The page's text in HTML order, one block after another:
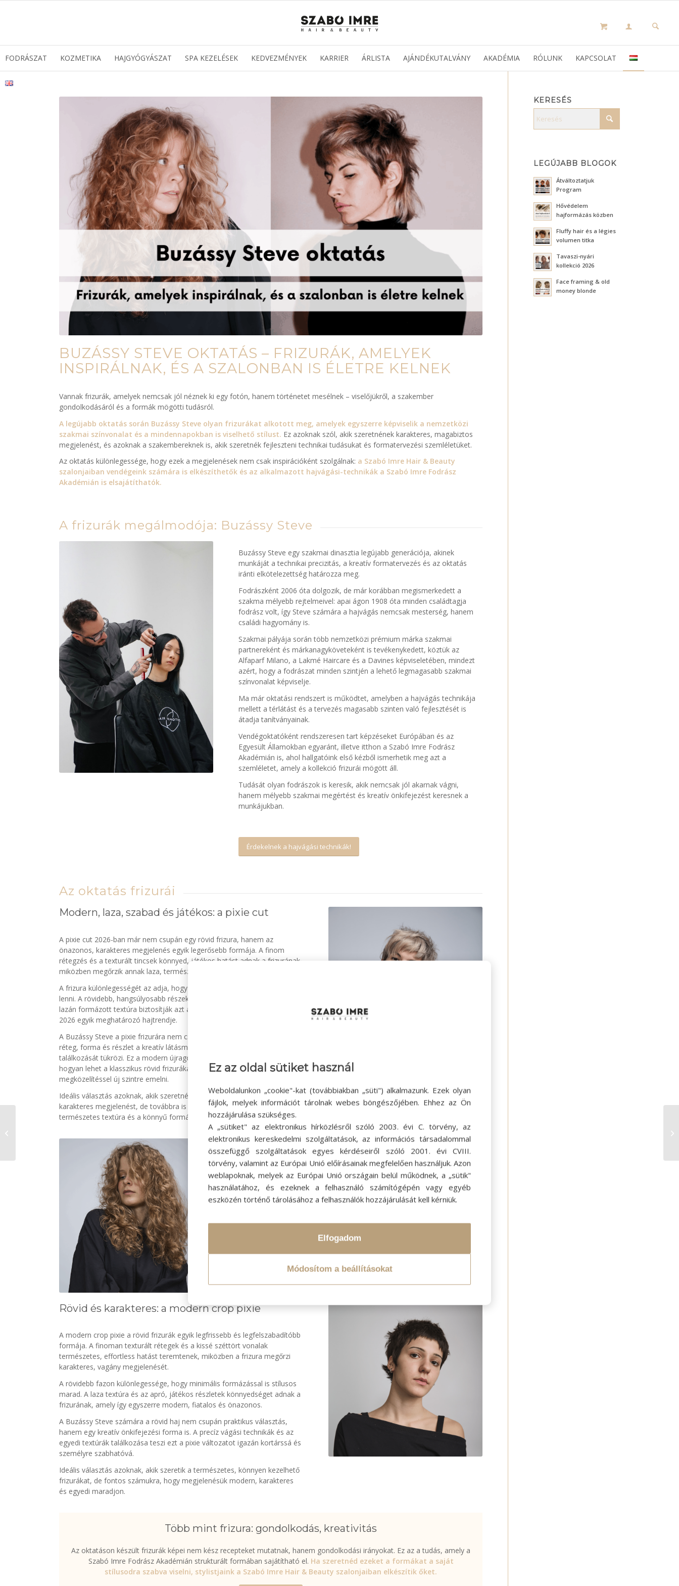
FODRÁSZAT KOZMETIKA HAJGYÓGYÁSZAT SPA KEZELÉSEK KEDVEZMÉNYEK KARRIER ÁRLISTA AJÁNDÉKUTALVÁNY AKADÉMIA RÓLUNK KAPCSOLAT
BUZÁSSY STEVE OKTATÁS – FRIZURÁK, AMELYEK
INSPIRÁLNAK, ÉS A SZALONBAN IS ÉLETRE KELNEK
Vannak frizurák, amelyek nemcsak jól néznek ki egy fotón, hanem történetet mesélnek – viselőjükről, a szakember
gondolkodásáról és a formák mögötti tudásról.
A legújabb oktatás során Buzássy Steve olyan frizurákat alkotott meg, amelyek egyszerre képviselik a nemzetközi
szakmai színvonalat és a mindennapokban is viselhető stílust. Ez azoknak szól, akik szeretnének karakteres, magabiztos
megjelenést, és azoknak a szakembereknek is, akik szeretnék fejleszteni technikai tudásukat és formatervezési szemléletüket.
Az oktatás különlegessége, hogy ezek a megjelenések nem csak inspirációként szolgálnak: a Szabó Imre Hair & Beauty
szalonjaiban vendégeink számára is elkészíthetők és az alkalmazott hajvágási-technikák a Szabó Imre Fodrász
Akadémián is elsajátíthatók.
A frizurák megálmodója: Buzássy Steve
Buzássy Steve egy szakmai dinasztia legújabb generációja, akinek
munkáját a technikai precizitás, a kreatív formatervezés és az oktatás
iránti elkötelezettség határozza meg.
Fodrászként 2006 óta dolgozik, de már korábban megismerkedett a
szakma mélyebb rejtelmeivel: apai ágon 1908 óta minden családtagja
fodrász volt, így Steve számára a hajvágás nemcsak mesterség, hanem
családi hagyomány is.
Szakmai pályája során több nemzetközi prémium márka szakmai
partnereként és márkanagyköveteként is tevékenykedett, köztük az
Alfaparf Milano, a Lakmé Haircare és a Davines képviseletében, mindezt
azért, hogy a fodrászat minden szintjén a lehető legmagasabb szakmai
színvonalat képviselje.
Ma már oktatási rendszert is működtet, amelyben a hajvágás technikája
mellett a térlátást és a tervezés magasabb szinten való fejlesztését is
átadja tanítványainak.
Vendégoktatóként rendszeresen tart képzéseket Európában és az
Egyesült Államokban egyaránt, illetve itthon a Szabó Imre Fodrász
Akadémián is, ahol hallgatóink első kézből ismerhetik meg azt a
szemléletet, amely a kollekció frizurái mögött áll.
Tudását olyan fodrászok is keresik, akik nemcsak jól akarnak vágni,
hanem mélyebb szakmai megértést és kreatív önkifejezést keresnek a
munkájukban.
Érdekelnek a hajvágási technikák!
Az oktatás frizurái
Modern, laza, szabad és játékos: a pixie cut
A pixie cut 2026-ban már nem csupán egy rövid frizura, hanem az
önazonos, karakteres megjelenés egyik legerősebb formája. A finom
rétegzés és a texturált tincsek könnyed, játékos hatást adnak a frizurának,
miközben megőrzik annak laza, természetes dinamizmusát.
A frizura különlegességét az adja, hogy egyszerre tud vagány és nőies
lenni. A rövidebb, hangsúlyosabb részek mellett a puhább átmenetek és a
lazán formázott textúra biztosítják azt a modern, effortless hatást, amely
2026 egyik meghatározó hajtrendje.
A Buzássy Steve a pixie frizurára nem csupán fazonként tekint: minden
réteg, forma és részlet a kreatív látásmód és a szakmai precizitás
találkozását tükrözi. Ez a modern újragondolás tökéletes példája annak,
hogyan lehet a klasszikus rövid frizurákat friss, személyre szabott
megközelítéssel új szintre emelni.
Ideális választás azoknak, akik szeretnének megújulni, szeretik az egyedi,
karakteres megjelenést, de továbbra is fontos számukra a hordhatóság, a
természetes textúra és a könnyű formázhatóság.
Göndör, karakteres forma
A göndör frizurát itt nem megszelídíteni akarja a hajat, hanem együtt
dolgozik vele. A cél az, hogy a természetes textúra ne kompromisszum
legyen, hanem a megjelenés legerősebb eleme.
mozgása modern, friss megjelenést eredményez.
Ez a frizura azt a szemléletet képviseli, amelyben a haj természetes
adottságai nem korlátozó tényezők, hanem inspirációs források.
Rövid és karakteres: a modern crop pixie
A modern crop pixie a rövid frizurák egyik legfrissebb és legfelszabadítóbb
formája. A finoman texturált rétegek és a kissé széttört vonalak
természetes, effortless hatást teremtenek, miközben a frizura megőrzi
karakteres, vagány megjelenését.
A rövidebb fazon különlegessége, hogy minimális formázással is stílusos
marad. A laza textúra és az apró, játékos részletek könnyedséget adnak a
frizurának, amely így egyszerre modern, fiatalos és önazonos.
A Buzássy Steve számára a rövid haj nem csupán praktikus választás,
hanem egy kreatív önkifejezési forma is. A precíz vágási technikák és az
egyedi textúrák találkozása teszi ezt a pixie változatot igazán kortárssá és
személyre szabhatóvá.
Ideális választás azoknak, akik szeretik a természetes, könnyen kezelhető
frizurákat, de fontos számukra, hogy megjelenésük modern, karakteres
és egyedi maradjon.
Több mint frizura: gondolkodás, kreativitás
Az oktatáson készült frizurák képei nem kész recepteket mutatnak, hanem gondolkodási irányokat. Ez az a tudás, amely a
Szabó Imre Fodrász Akadémián strukturált formában sajátítható el. Ha szeretnéd ezeket a formákat a saját
stílusodra szabva viselni, stylistjaink a Szabó Imre Hair & Beauty szalonjaiban elkészítik őket.
KERESÉS
LEGÚJABB BLOGOK
Átváltoztatjuk
Program
Hővédelem
hajformázás közben
Fluffy hair és a légies
volumen titka
Tavaszi-nyári
kollekció 2026
Face framing & old
money blonde
Ez az oldal sütiket használ
Weboldalunkon „cookie"-kat (továbbiakban „süti") alkalmazunk. Ezek olyan
fájlok, melyek információt tárolnak webes böngészőjében. Ehhez az Ön
hozzájárulása szükséges.
A „sütiket" az elektronikus hírközlésről szóló 2003. évi C. törvény, az
elektronikus kereskedelmi szolgáltatások, az információs társadalommal
összefüggő szolgáltatások egyes kérdéseiről szóló 2001. évi CVIII.
törvény, valamint az Európai Unió előírásainak megfelelően használjuk. Azon
weblapoknak, melyek az Európai Unió országain belül működnek, a „sütik"
használatához, és ezeknek a felhasználó számítógépén vagy egyéb
eszközén történő tárolásához a felhasználók hozzájárulását kell kérniük.
Elfogadom
Módosítom a beállításokat